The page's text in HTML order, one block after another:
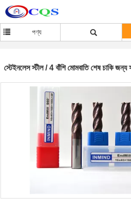
পণ্য
স্টেইনলেস স্টীল / 4 বাঁশি মোমবাতি শেষ চাকি